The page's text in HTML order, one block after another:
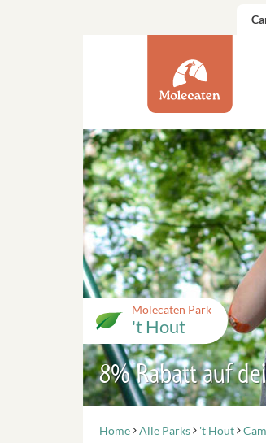
Molecaten Park
't Hout
8% Rabatt auf
Home Alle Parks 't Hout